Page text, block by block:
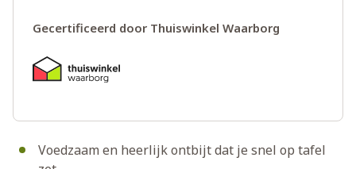
Voedzaam en heerlijk ontbijt dat je snel op tafel
Gecertificeerd door Thuiswinkel Waarborg